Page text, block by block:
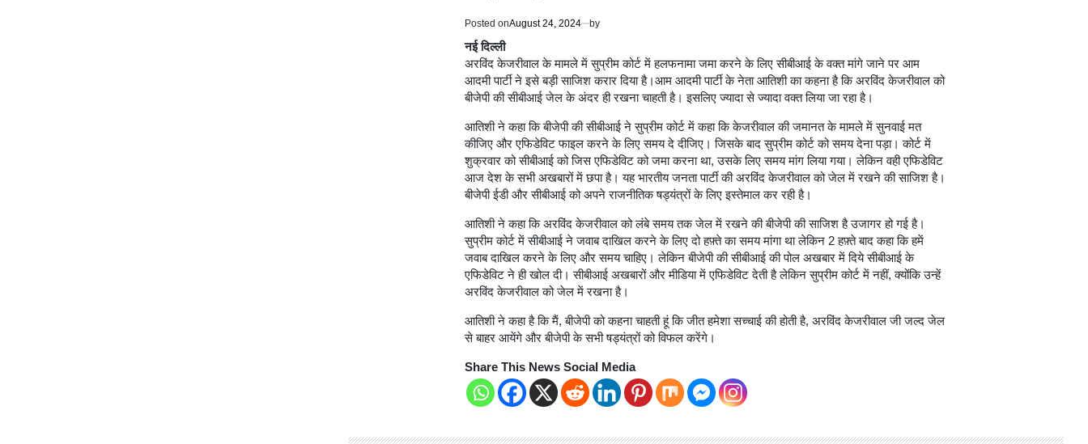
Posted onAugust 24, 2024 by
नई दिल्ली
अरविंद केजरीवाल के मामले में सुप्रीम कोर्ट में हलफनामा जमा करने के लिए सीबीआई के वक्त मांगे जाने पर आम
आदमी पार्टी ने इसे बड़ी साजिश करार दिया है।आम आदमी पार्टी के नेता आतिशी का कहना है कि अरविंद केजरीवाल को
बीजेपी की सीबीआई जेल के अंदर ही रखना चाहती है। इसलिए ज्यादा से ज्यादा वक्त लिया जा रहा है।
आतिशी ने कहा कि बीजेपी की सीबीआई ने सुप्रीम कोर्ट में कहा कि केजरीवाल की जमानत के मामले में सुनवाई मत
कीजिए और एफिडेविट फाइल करने के लिए समय दे दीजिए। जिसके बाद सुप्रीम कोर्ट को समय देना पड़ा। कोर्ट में
शुक्रवार को सीबीआई को जिस एफिडेविट को जमा करना था, उसके लिए समय मांग लिया गया। लेकिन वही एफिडेविट
आज देश के सभी अखबारों में छपा है। यह भारतीय जनता पार्टी की अरविंद केजरीवाल को जेल में रखने की साजिश है।
बीजेपी ईडी और सीबीआई को अपने राजनीतिक षड्यंत्रों के लिए इस्तेमाल कर रही है।
आतिशी ने कहा कि अरविंद केजरीवाल को लंबे समय तक जेल में रखने की बीजेपी की साजिश है उजागर हो गई है।
सुप्रीम कोर्ट में सीबीआई ने जवाब दाखिल करने के लिए दो हफ़्ते का समय मांगा था लेकिन 2 हफ़्ते बाद कहा कि हमें
जवाब दाखिल करने के लिए और समय चाहिए। लेकिन बीजेपी की सीबीआई की पोल अखबार में दिये सीबीआई के
एफिडेविट ने ही खोल दी। सीबीआई अखबारों और मीडिया में एफिडेविट देती है लेकिन सुप्रीम कोर्ट में नहीं, क्योंकि उन्हें
अरविंद केजरीवाल को जेल में रखना है।
आतिशी ने कहा है कि मैं, बीजेपी को कहना चाहती हूं कि जीत हमेशा सच्चाई की होती है, अरविंद केजरीवाल जी जल्द जेल
से बाहर आयेंगे और बीजेपी के सभी षड्यंत्रों को विफल करेंगे।
Share This News Social Media